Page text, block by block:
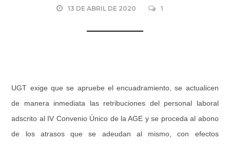
13 DE ABRIL DE 2020 1
UGT exige que se apruebe el encuadramiento, se actualicen
de manera inmediata las retribuciones del personal laboral
adscrito al IV Convenio Único de la AGE y se proceda al abono
de los atrasos que se adeudan al mismo, con efectos